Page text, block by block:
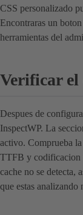
CSS personalizado
Encontraras un
herramientas del
Verificar el
Despues de
InspectWP. La
activo. Comprueba
TTFB y codificacion
cache no se detecta,
que estas analizando